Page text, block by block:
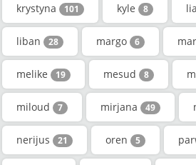
krystyna 101 kyle 8
liban 28 margo 6
melike 19 mesud 8
miloud 7 mirjana 49
nerijus 21 oren 5